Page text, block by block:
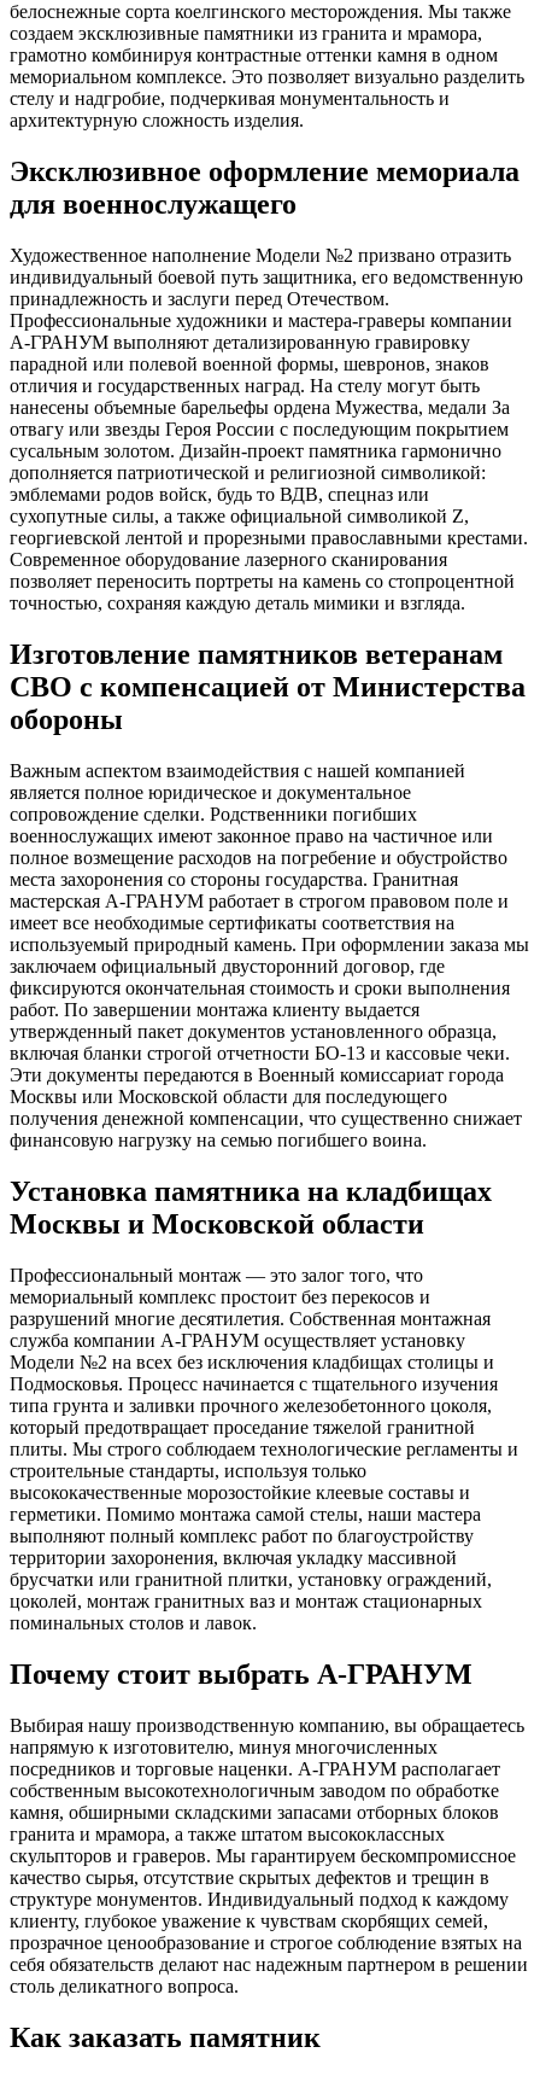
белоснежные сорта коелгинского месторождения. Мы также
создаем эксклюзивные памятники из гранита и мрамора,
грамотно комбинируя контрастные оттенки камня в одном
мемориальном комплексе. Это позволяет визуально разделить
стелу и надгробие, подчеркивая монументальность и
архитектурную сложность изделия.
Эксклюзивное оформление мемориала
для военнослужащего
Художественное наполнение Модели №2 призвано отразить
индивидуальный боевой путь защитника, его ведомственную
принадлежность и заслуги перед Отечеством.
Профессиональные художники и мастера-граверы компании
А-ГРАНУМ выполняют детализированную гравировку
парадной или полевой военной формы, шевронов, знаков
отличия и государственных наград. На стелу могут быть
нанесены объемные барельефы ордена Мужества, медали За
отвагу или звезды Героя России с последующим покрытием
сусальным золотом. Дизайн-проект памятника гармонично
дополняется патриотической и религиозной символикой:
эмблемами родов войск, будь то ВДВ, спецназ или
сухопутные силы, а также официальной символикой Z,
георгиевской лентой и прорезными православными крестами.
Современное оборудование лазерного сканирования
позволяет переносить портреты на камень со стопроцентной
точностью, сохраняя каждую деталь мимики и взгляда.
Изготовление памятников ветеранам
СВО с компенсацией от Министерства
обороны
Важным аспектом взаимодействия с нашей компанией
является полное юридическое и документальное
сопровождение сделки. Родственники погибших
военнослужащих имеют законное право на частичное или
полное возмещение расходов на погребение и обустройство
места захоронения со стороны государства. Гранитная
мастерская А-ГРАНУМ работает в строгом правовом поле и
имеет все необходимые сертификаты соответствия на
используемый природный камень. При оформлении заказа мы
заключаем официальный двусторонний договор, где
фиксируются окончательная стоимость и сроки выполнения
работ. По завершении монтажа клиенту выдается
утвержденный пакет документов установленного образца,
включая бланки строгой отчетности БО-13 и кассовые чеки.
Эти документы передаются в Военный комиссариат города
Москвы или Московской области для последующего
получения денежной компенсации, что существенно снижает
финансовую нагрузку на семью погибшего воина.
Установка памятника на кладбищах
Москвы и Московской области
Профессиональный монтаж — это залог того, что
мемориальный комплекс простоит без перекосов и
разрушений многие десятилетия. Собственная монтажная
служба компании А-ГРАНУМ осуществляет установку
Модели №2 на всех без исключения кладбищах столицы и
Подмосковья. Процесс начинается с тщательного изучения
типа грунта и заливки прочного железобетонного цоколя,
который предотвращает проседание тяжелой гранитной
плиты. Мы строго соблюдаем технологические регламенты и
строительные стандарты, используя только
высококачественные морозостойкие клеевые составы и
герметики. Помимо монтажа самой стелы, наши мастера
выполняют полный комплекс работ по благоустройству
территории захоронения, включая укладку массивной
брусчатки или гранитной плитки, установку ограждений,
цоколей, монтаж гранитных ваз и монтаж стационарных
поминальных столов и лавок.
Почему стоит выбрать А-ГРАНУМ
Выбирая нашу производственную компанию, вы обращаетесь
напрямую к изготовителю, минуя многочисленных
посредников и торговые наценки. А-ГРАНУМ располагает
собственным высокотехнологичным заводом по обработке
камня, обширными складскими запасами отборных блоков
гранита и мрамора, а также штатом высококлассных
скульпторов и граверов. Мы гарантируем бескомпромиссное
качество сырья, отсутствие скрытых дефектов и трещин в
структуре монументов. Индивидуальный подход к каждому
клиенту, глубокое уважение к чувствам скорбящих семей,
прозрачное ценообразование и строгое соблюдение взятых на
себя обязательств делают нас надежным партнером в решении
столь деликатного вопроса.
Как заказать памятник